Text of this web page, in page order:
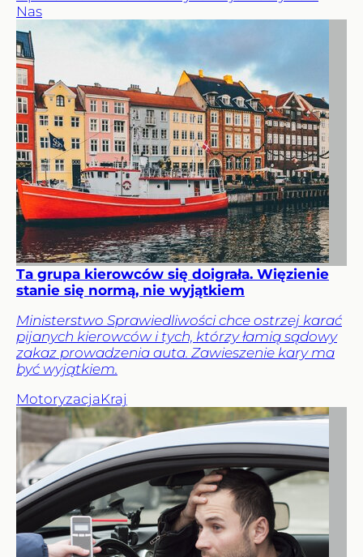
Nas
Ta grupa kierowców się doigrała. Więzienie
stanie się normą, nie wyjątkiem
Ministerstwo Sprawiedliwości chce ostrzej karać
pijanych kierowców i tych, którzy łamią sądowy
zakaz prowadzenia auta. Zawieszenie kary ma
być wyjątkiem.
MotoryzacjaKraj